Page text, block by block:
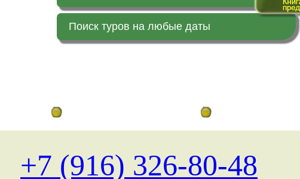
Поиск туров на любые даты
+7 (916) 326-80-48